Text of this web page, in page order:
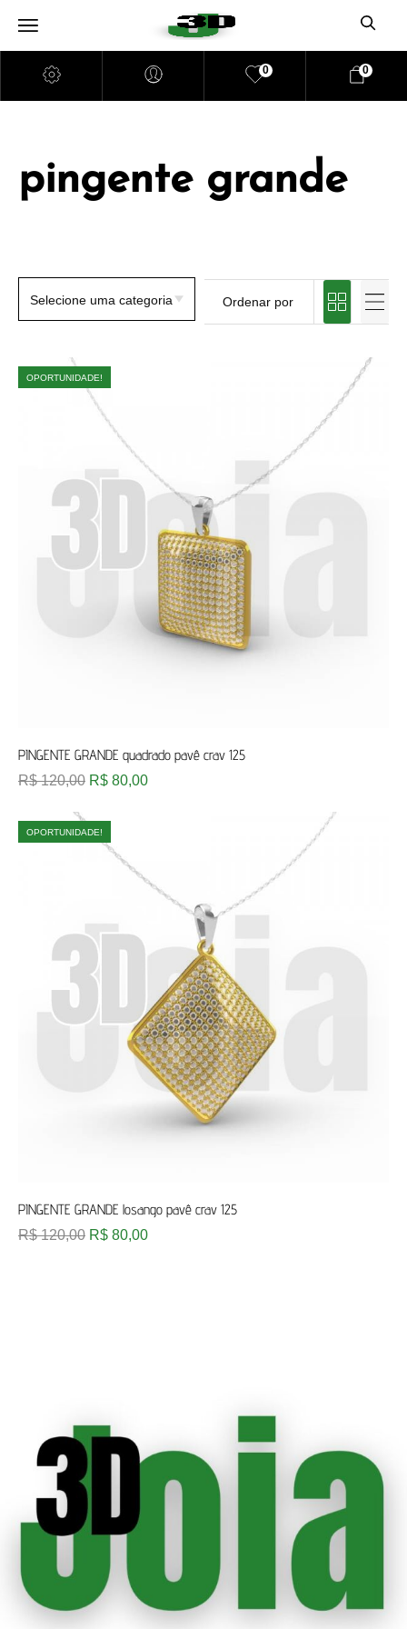
0 0
pingente grande
OPORTUNIDADE!
PINGENTE GRANDE quadrado pavê crav 125
R$120,00 R$ 80,00
OPORTUNIDADE!
PINGENTE GRANDE losango pavê crav 125
R$120,00 R$ 80,00